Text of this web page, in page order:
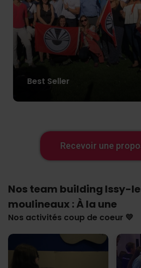
Best Seller
Recevoir une
Nos team building Issy-
moulineaux : À la une
Nos activités coup de coeur 💛